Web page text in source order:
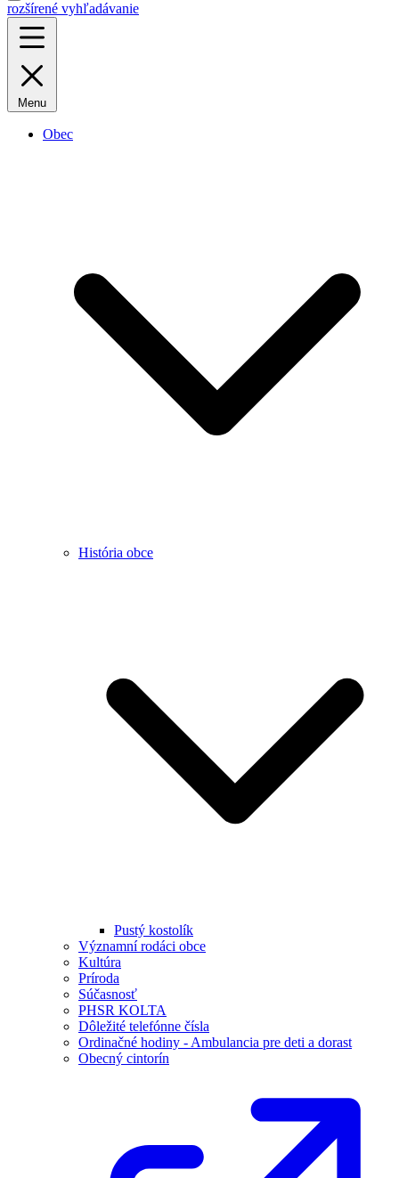
rozšírené vyhľadávanie
Menu
Obec
História obce
Pustý kostolík
Významní rodáci obce
Kultúra
Príroda
Súčasnosť
PHSR KOLTA
Dôležité telefónne čísla
Ordinačné hodiny - Ambulancia pre deti a dorast
Obecný cintorín